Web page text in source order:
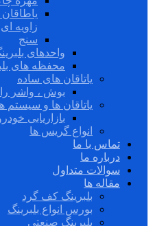
زاویه
سنج
واحدهای
محفظه های
یاتاقان های ساده
بوش ، واشر
یاتاقان ها و
بازاریابی
انواع گریس ها
تماس با ما
درباره ما
سوالات متداول
مقاله ها
بلبرینگ کف گرد
بورس انواع بلبرینگ
بلبرینگ صنعتی